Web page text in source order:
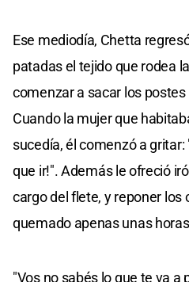
Ese mediodía, Chetta
patadas el tejido que rodea
comenzar a sacar los
Cuando la mujer que
sucedía, él comenzó a gritar:
que ir!". Además le ofreció
cargo del flete, y reponer los
quemado apenas unas
"Vos no sabés lo que te va a